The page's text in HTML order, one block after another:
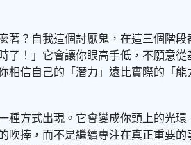
？自我這個討厭鬼，在這三個階段
了！」它會讓你眼高手低，不願意從
相信自己的「潛力」遠比實際的「能
方式出現。它會變成你頭上的光環
捧，而不是繼續專注在真正重要的